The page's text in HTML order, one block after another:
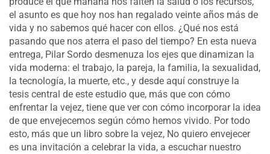
el asunto es que hoy nos han regalado veinte años más de
vida y no sabemos qué hacer con ellos. ¿Qué nos está
pasando que nos aterra el paso del tiempo? En esta nueva
entrega, Pilar Sordo desmenuza los ejes que dinamizan la
vida moderna: el trabajo, la pareja, la familia, la sexualidad,
la tecnología, la muerte, etc., y desde aquí construye la
tesis central de este estudio que, más que con cómo
enfrentar la vejez, tiene que ver con cómo incorporar la idea
de que envejecemos según cómo hemos vivido. Por todo
esto, más que un libro sobre la vejez, No quiero envejecer
es una invitación a celebrar la vida, a escuchar nuestro